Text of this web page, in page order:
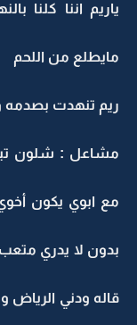
ياريم اننا كلنا
مايطلع من اللحم
ريم تنهدت بصدمه
مشاعل : شلون
مع ابوي يكون
بدون لا يدري
قاله ودني الرياض